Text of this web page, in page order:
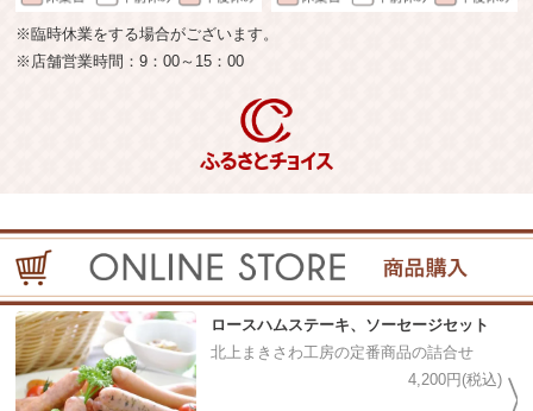
でご連絡いただけますようお願いいたします。
※ SNS（LINE等）グループの作成や招待を求める事はありませ
ます。
※臨時休業をする場合がございます。
※店舗営業時間：9：00～15：00
ロースハムステーキ、ソーセージセット
北上まきさわ工房の定番商品の詰合せ
4,200円(税込)